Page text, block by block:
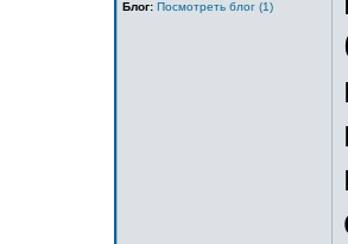
Блог: Посмотреть блог (1)